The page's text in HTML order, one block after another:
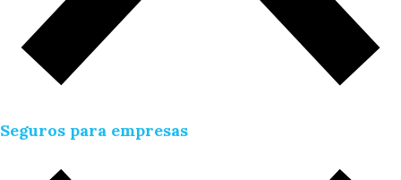
Seguros para empresas